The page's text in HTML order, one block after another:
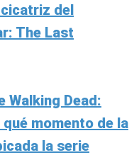
cicatriz del
The Last
Walking Dead:
qué momento de la
la serie